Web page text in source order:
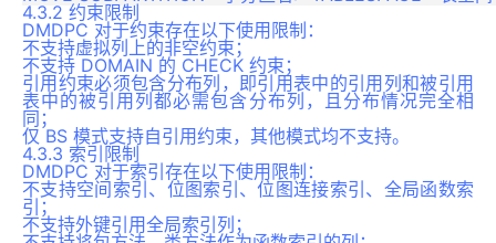
4.3.2 约束限制
DMDPC 对于约束存在以下使用限制：
不支持虚拟列上的非空约束；
不支持 DOMAIN 的 CHECK 约束；
引用约束必须包含分布列，即引用表中的引用列和被引用
表中的被引用列都必需包含分布列，且分布情况完全相
同；
仅 BS 模式支持自引用约束，其他模式均不支持。
4.3.3 索引限制
DMDPC 对于索引存在以下使用限制：
不支持空间索引、位图索引、位图连接索引、全局函数索
引；
不支持外键引用全局索引列；